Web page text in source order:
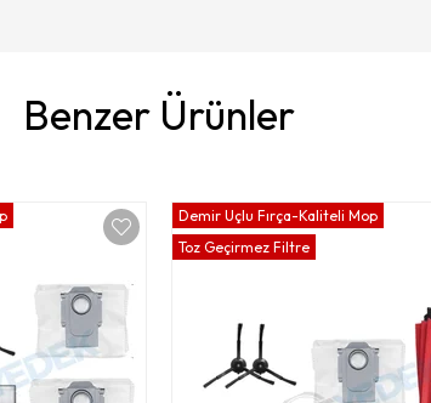
Benzer Ürünler
Demir Uçlu Fırça-Kaliteli Mop
Toz Geçirmez Filtre